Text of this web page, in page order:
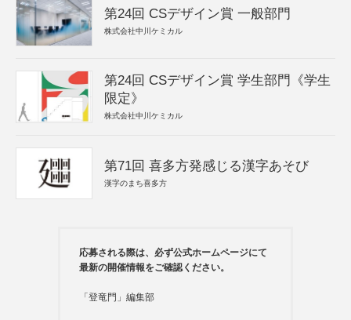
第24回 CSデザイン賞 一般部門
株式会社中川ケミカル
第24回 CSデザイン賞 学生部門《学生
限定》
株式会社中川ケミカル
第71回 喜多方発感じる漢字あそび
漢字のまち喜多方
応募される際は、必ず公式ホームページにて
最新の開催情報をご確認ください。
「登竜門」編集部